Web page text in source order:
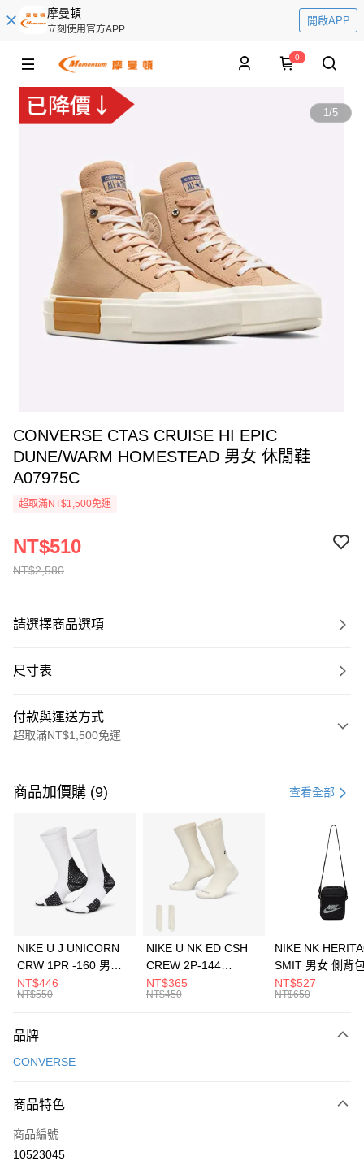
摩曼頓
立刻使用官方APP
開啟APP
0
1/5
CONVERSE CTAS CRUISE HI EPIC
DUNE/WARM HOMESTEAD 男女 休閒鞋
A07975C
超取滿NT$1,500免運
NT$2,580
NT$510
請選擇商品選項
尺寸表
付款與運送方式
超取滿NT$1,500免運
信用卡一次付款
3 期 0 利率 每期 21家銀行
合作金庫商業銀行
第一商業銀行
華南商業銀行
彰化商業銀行
上海商業儲蓄銀行
元大商業銀行
台灣樂天信用卡公司
Apple Pay
全盈+PAY
AFTEE先享後付
【關於「AFTEE先享後付」】
便利好安心！
３．安心：先確認商品／服務後，再付款。
【「AFTEE先享後付」結帳流程】
１．於結帳方式選擇「AFTEE先享後付」後，將跳轉至「AFTEE先享後付」
運送方式
每筆NT$100，滿NT$1,500(含以上)免運費
宅配
每筆NT$100，滿NT$1,500(含以上)免運費
商品加價購 (9) 查看全部
NIKE U J UNICORN
CRW 1PR -160 男女
中統襪 FZ3393100
NT$446
NT$550
NIKE U NK ED CSH
CREW 2P-144
EMBRDY 男女 短統襪
FZ3073133
NT$365
NT$450
NIKE NK
SMIT 男女 側背
BA5871010
NT$527
NT$650
品牌
CONVERSE
商品特色
商品編號
10523045